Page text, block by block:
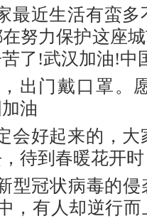
近生活有蛮多
努力保护这座
了!武汉加油!中
门戴口罩。
油
好起来的，大
待到春暖花开
冠状病毒的侵
，有人却逆行